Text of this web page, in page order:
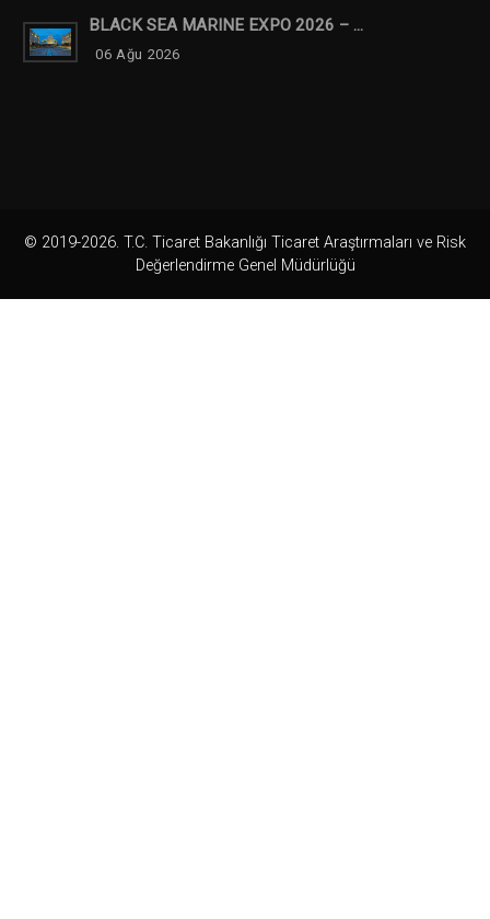
BLACK SEA MARINE EXPO 2026 – ...
06 Ağu 2026
© 2019-2026. T.C. Ticaret Bakanlığı Ticaret Araştırmaları ve Risk
Değerlendirme Genel Müdürlüğü